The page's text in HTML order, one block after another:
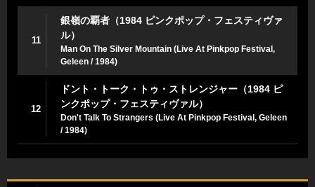
11
銀嶺の覇者（1984 ピンクポップ・フェスティヴァ
ル）
Man On The Silver Mountain (Live At Pinkpop Festival,
Geleen / 1984)
12
ドント・トーク・トゥ・ストレンジャー（1984 ピ
ンクポップ・フェスティヴァル）
Don't Talk To Strangers (Live At Pinkpop Festival, Geleen
/ 1984)